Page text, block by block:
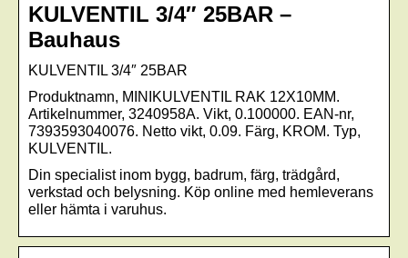
KULVENTIL 3/4″ 25BAR –
Bauhaus
KULVENTIL 3/4″ 25BAR
Produktnamn, MINIKULVENTIL RAK 12X10MM.
Artikelnummer, 3240958A. Vikt, 0.100000. EAN-nr,
7393593040076. Netto vikt, 0.09. Färg, KROM. Typ,
KULVENTIL.
Din specialist inom bygg, badrum, färg, trädgård,
verkstad och belysning. Köp online med hemleverans
eller hämta i varuhus.